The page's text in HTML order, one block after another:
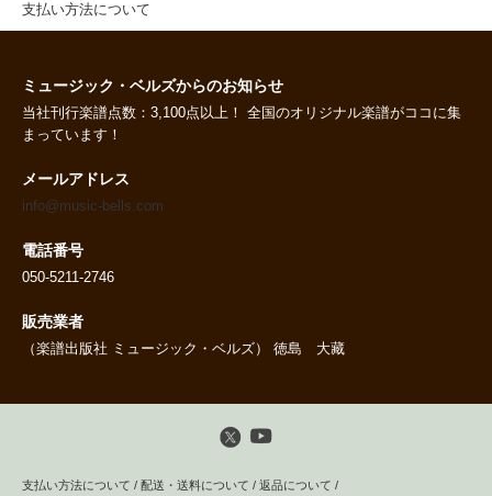
支払い方法について
ミュージック・ベルズからのお知らせ
当社刊行楽譜点数：3,100点以上！ 全国のオリジナル楽譜がココに集
まっています！
メールアドレス
info@music-bells.com
電話番号
050-5211-2746
販売業者
（楽譜出版社 ミュージック・ベルズ） 徳島 大藏
支払い方法について / 配送・送料について / 返品について /